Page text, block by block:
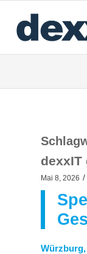
dexxIT
Mai 8, 2026 /
Würzburg,